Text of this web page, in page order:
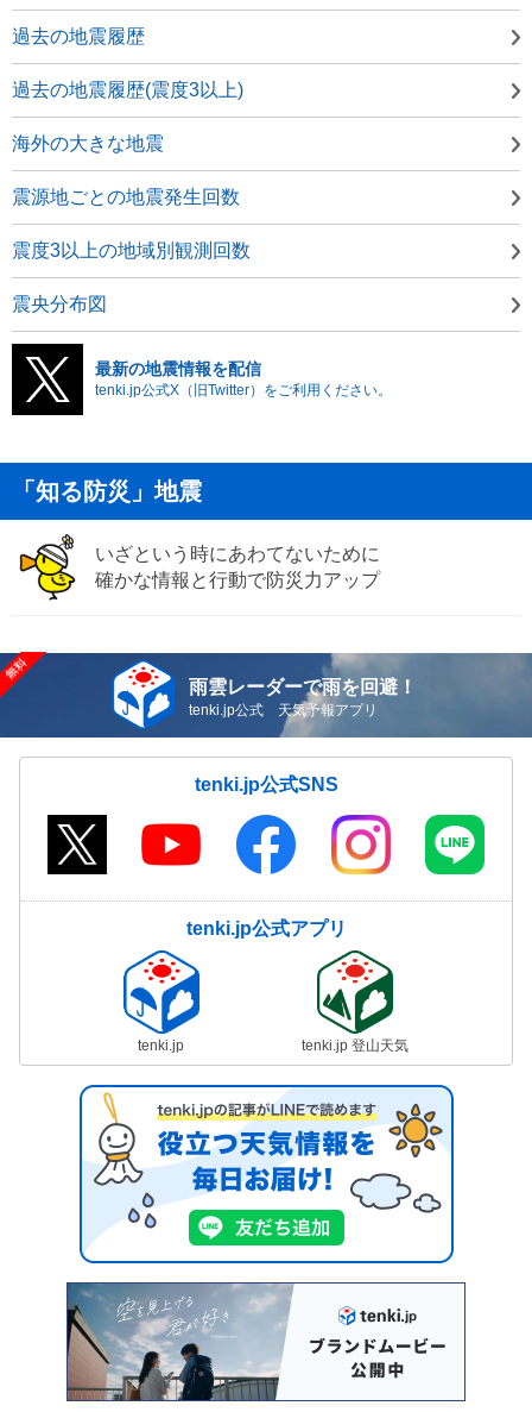
過去の地震履歴
過去の地震履歴(震度3以上)
海外の大きな地震
震源地ごとの地震発生回数
震度3以上の地域別観測回数
震央分布図
最新の地震情報を配信
tenki.jp公式X（旧Twitter）をご利用ください。
「知る防災」地震
いざという時にあわてないために
確かな情報と行動で防災力アップ
雨雲レーダーで雨を回避！
tenki.jp公式 天気予報アプリ
tenki.jp公式SNS
tenki.jp公式アプリ
tenki.jp tenki.jp 登山天気